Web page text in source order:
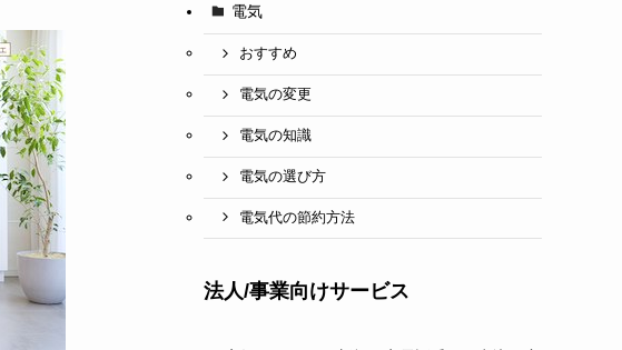
電気
おすすめ
電気の変更
電気の知識
電気の選び方
電気代の節約方法
法人/事業向けサービス